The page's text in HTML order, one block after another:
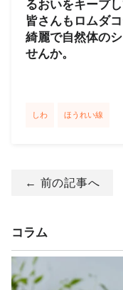
るおいをキープし
皆さんもロムダ
綺麗で自然体の
せんか。
しわ ほうれい線
← 前の記事へ
コラム